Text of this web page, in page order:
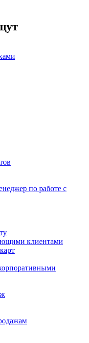
по работе с
клиентами